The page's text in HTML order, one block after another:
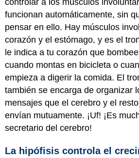
funcionan automáticamente, sin
pensar en ello. Hay músculos
corazón y el estómago, y es el
le indica a tu corazón que
cuando montas en bicicleta o
empieza a digerir la comida. El
también se encarga de organizar
mensajes que el cerebro y el
envían mutuamente. ¡Uf! ¡Es
secretario del cerebro!
La hipófisis controla el